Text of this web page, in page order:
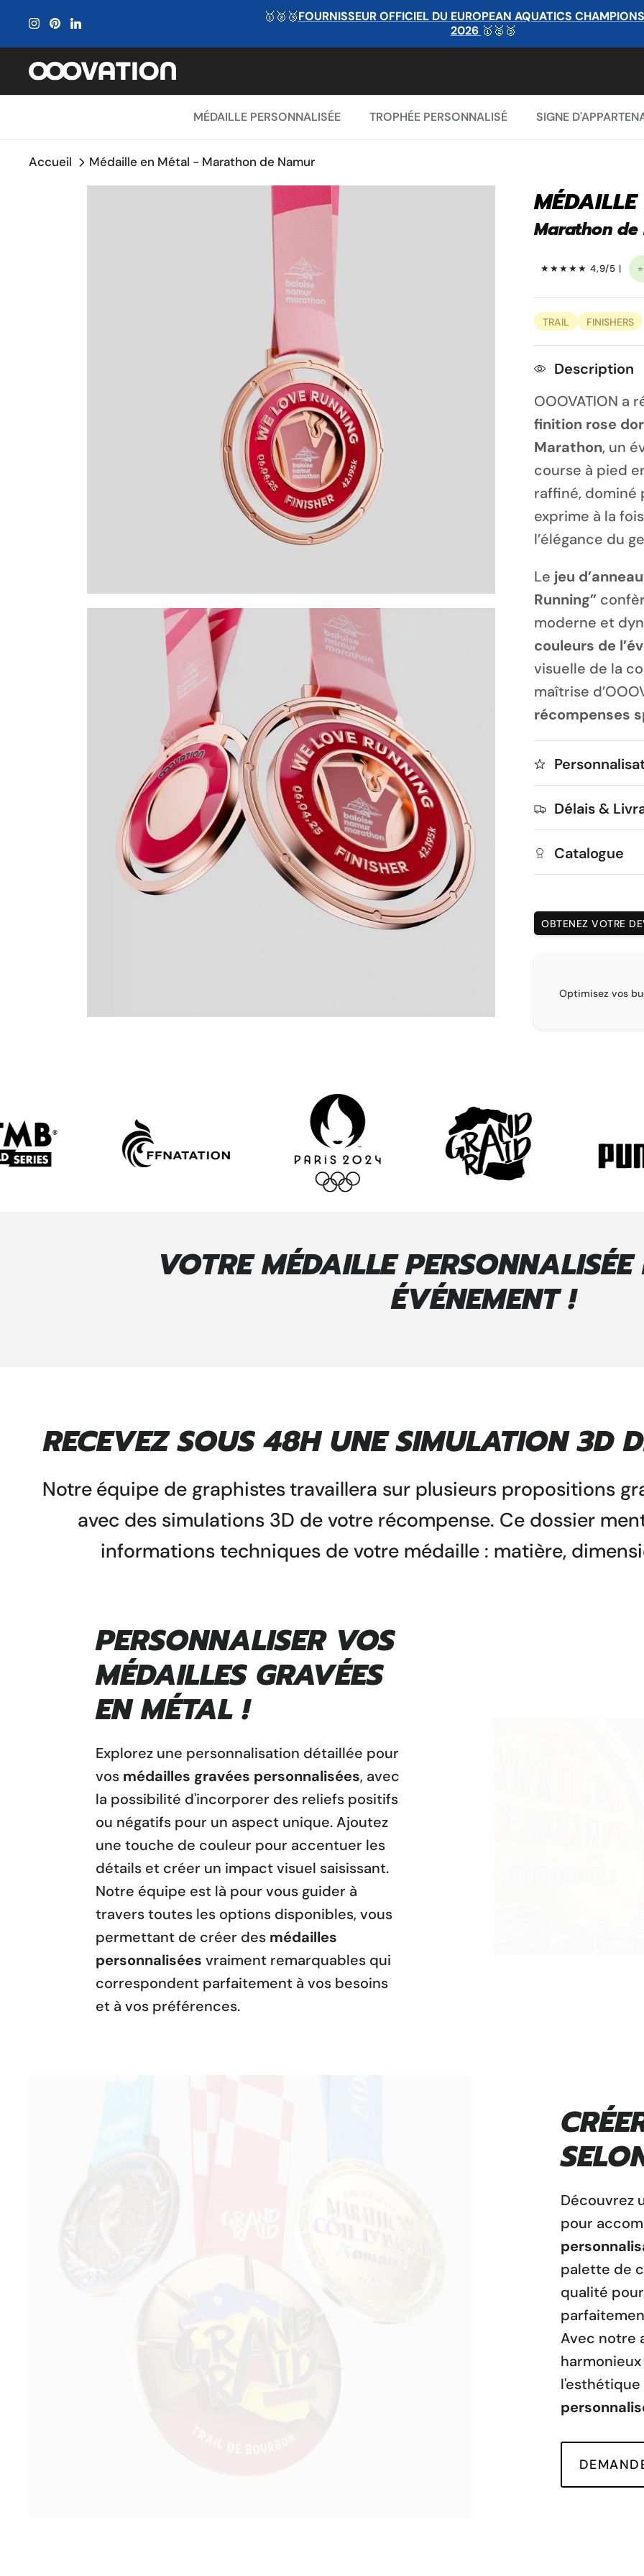
🥇🥈🥉FOURNISSEUR OFFICIEL DU EUROPEAN AQUATICS
2026 🥇🥈🥉
MÉDAILLE PERSONNALISÉE TROPHÉE PERSONNALISÉ SIGNE
Accueil Médaille en Métal - Marathon de Namur
Marathon de
★★★★★ 4,9/5 |
TRAIL FINISHERS
Description
OOOVATION a
finition rose
Marathon, un
course à pied
raffiné, dominé
exprime à la
l’élégance du
Le jeu
Running”
moderne et
couleurs de
visuelle de la
maîtrise
récompenses
Délais &
Catalogue
OBTENEZ VOTRE
La garantie
VOTRE MÉDAILLE
ÉVÉNEMENT !
RECEVEZ SOUS 48H UNE SIMULATION 3D
Notre équipe de graphistestravaillera sur plusieurs propositions
avec des simulations 3D de votre récompense. Ce dossier
informations techniques de votre médaille : matière,
PERSONNALISER VOS
MÉDAILLES GRAVÉES
EN MÉTAL !
Explorez une personnalisation détaillée pour
vos médailles gravées personnalisées, avec
la possibilité d'incorporer des reliefs positifs
ou négatifs pour un aspect unique. Ajoutez
une touche de couleur pour accentuer les
détails et créer un impact visuel saisissant.
Notre équipe est là pour vous guider à
travers toutes les options disponibles, vous
permettant de créer des médailles
personnalisées vraiment remarquables qui
correspondent parfaitement à vos besoins
et à vos préférences.
Découvrez
pour
palette de
qualité
Avec notre